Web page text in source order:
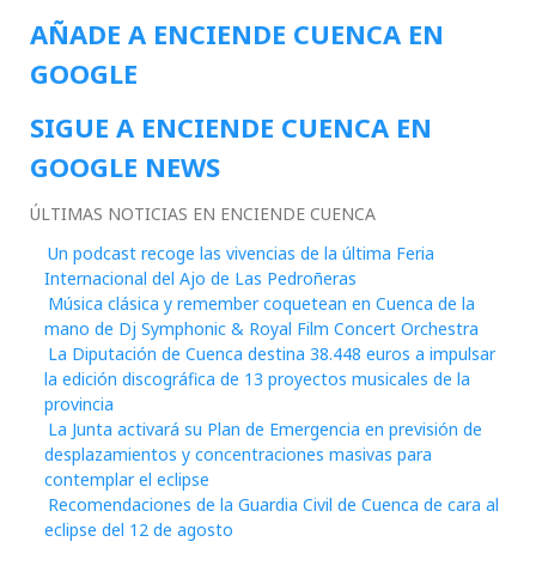
AÑADE A ENCIENDE CUENCA EN
GOOGLE
SIGUE A ENCIENDE CUENCA EN
GOOGLE NEWS
ÚLTIMAS NOTICIAS EN ENCIENDE CUENCA
Un podcast recoge las vivencias de la última Feria
Internacional del Ajo de Las Pedroñeras
Música clásica y remember coquetean en Cuenca de la
mano de Dj Symphonic & Royal Film Concert Orchestra
La Diputación de Cuenca destina 38.448 euros a impulsar
la edición discográfica de 13 proyectos musicales de la
provincia
La Junta activará su Plan de Emergencia en previsión de
desplazamientos y concentraciones masivas para
contemplar el eclipse
Recomendaciones de la Guardia Civil de Cuenca de cara al
eclipse del 12 de agosto